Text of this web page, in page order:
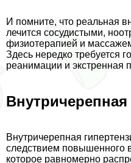
И помните, что реальная
лечится сосудистыми,
физиотерапией и
Здесь нередко требуется
реанимации и экстренная
Внутричерепная
Внутричерепная
следствием повышенного
которое равномерно